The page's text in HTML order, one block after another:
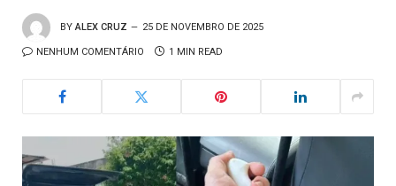
BY ALEX CRUZ 25 DE NOVEMBRO DE 2025
NENHUM COMENTÁRIO 1 MIN READ